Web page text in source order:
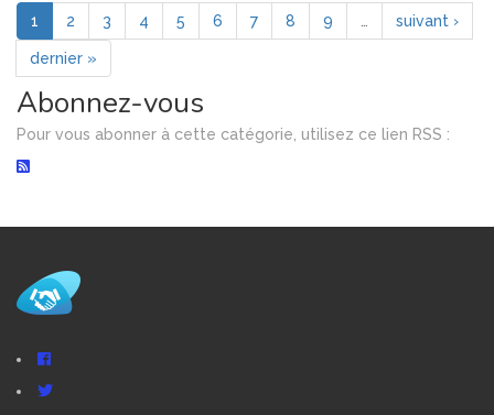
1
2 3 4 5 6 7 8 9 suivant ›
dernier »
Abonnez-vous
Pour vous abonner à cette catégorie, utilisez ce lien RSS :